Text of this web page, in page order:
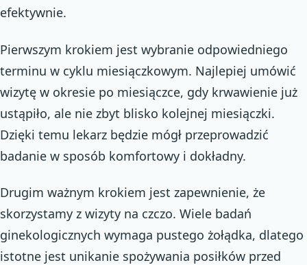
efektywnie.
Pierwszym krokiem jest wybranie odpowiedniego
terminu w cyklu miesiączkowym. Najlepiej umówić
wizytę w okresie po miesiączce, gdy krwawienie już
ustąpiło, ale nie zbyt blisko kolejnej miesiączki.
Dzięki temu lekarz będzie mógł przeprowadzić
badanie w sposób komfortowy i dokładny.
Drugim ważnym krokiem jest zapewnienie, że
skorzystamy z wizyty na czczo. Wiele badań
ginekologicznych wymaga pustego żołądka, dlatego
istotne jest unikanie spożywania posiłków przed